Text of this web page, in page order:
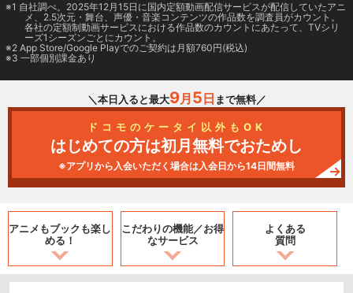
1 自社調べ。2025年12月15日に国内定額動画配信サービスが配信していたアニ
メ、2.5次元・舞台、声優・音楽コンテンツの作品数を調査員がカウント。
各社の定額制動画サービスにおける作品数のカウントにあたって、TVシリ
ーズ1シーズンごとにカウント。
2 App Store/Google Playでのご契約は月額760円(税込)
3 一部個別課金あり
＼本日入ると最大9月 5 日 まで無料／
ドコモのケータイ以外もOK
はじめての方は初月無料でおためし
※アプリから入会いただく場合は入会日から14日間無料
アニメもブックも楽し
める！
こだわりの機能／お得
なサービス
よくある
質問